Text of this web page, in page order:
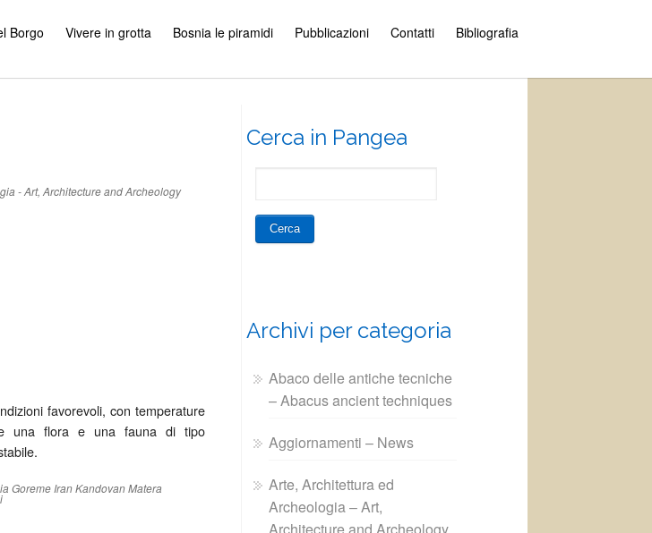
Borgo Vivere in grotta Bosnia le piramidi Pubblicazioni Contatti Bibliografia
- Art, Architecture and Archeology
favorevoli, con temperature
una flora e una fauna di tipo
Goreme IranKandovanMatera
Cerca in Pangea
Archivi per categoria
Abaco delle antiche tecniche
– Abacus ancient techniques
Aggiornamenti – News
Arte, Architettura ed
Archeologia – Art,